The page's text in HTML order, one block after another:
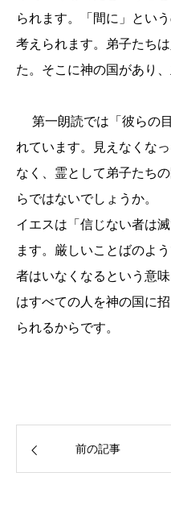
られます。「間に」とい
考えられます。弟子たち
た。そこに神の国があり
第一朗読では「彼らの
れています。見えなくな
なく、霊として弟子たち
らではないでしょうか。
イエスは「信じない者は
ます。厳しいことばのよ
者はいなくなるという意
はすべての人を神の国に
られるからです。
前の記事